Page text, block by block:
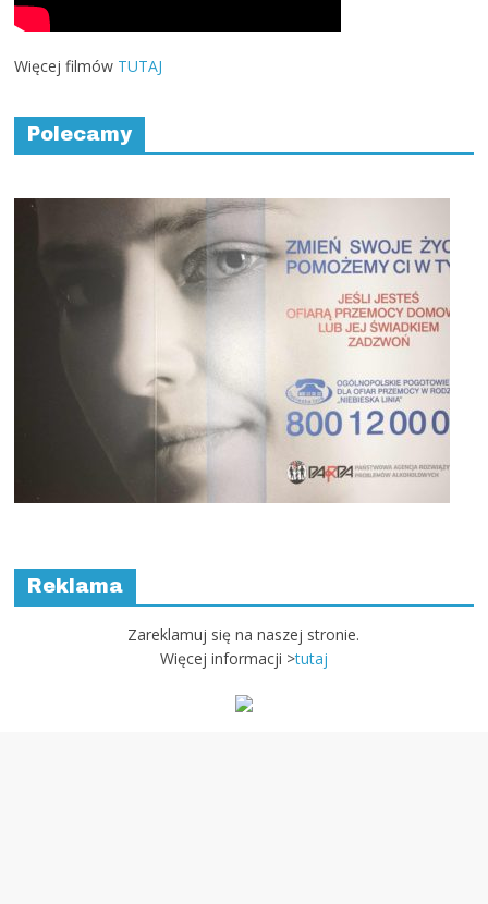
Więcej filmów TUTAJ
Polecamy
Reklama
Zareklamuj się na naszej stronie.
Więcej informacji >tutaj